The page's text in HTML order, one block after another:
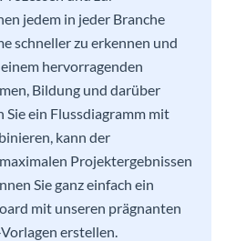
jedem in jeder Branche
schneller zu erkennen und
hervorragenden
Bildung und darüber
Sie ein Flussdiagramm mit
kann der
Projektergebnissen
Sie ganz einfach ein
mit unseren prägnanten
erstellen.